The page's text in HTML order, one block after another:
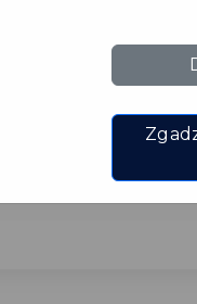
Do grona partnerów
KROSS z